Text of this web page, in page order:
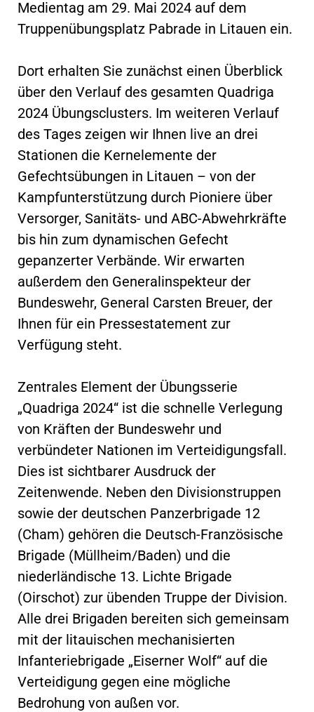
Medientag am 29. Mai 2024 auf dem
Truppenübungsplatz Pabrade in Litauen ein.
Dort erhalten Sie zunächst einen Überblick
über den Verlauf des gesamten Quadriga
2024 Übungsclusters. Im weiteren Verlauf
des Tages zeigen wir Ihnen live an drei
Stationen die Kernelemente der
Gefechtsübungen in Litauen – von der
Kampfunterstützung durch Pioniere über
Versorger, Sanitäts- und ABC-Abwehrkräfte
bis hin zum dynamischen Gefecht
gepanzerter Verbände. Wir erwarten
außerdem den Generalinspekteur der
Bundeswehr, General Carsten Breuer, der
Ihnen für ein Pressestatement zur
Verfügung steht.
Zentrales Element der Übungsserie
„Quadriga 2024“ ist die schnelle Verlegung
von Kräften der Bundeswehr und
verbündeter Nationen im Verteidigungsfall.
Dies ist sichtbarer Ausdruck der
Zeitenwende. Neben den Divisionstruppen
sowie der deutschen Panzerbrigade 12
(Cham) gehören die Deutsch-Französische
Brigade (Müllheim/Baden) und die
niederländische 13. Lichte Brigade
(Oirschot) zur übenden Truppe der Division.
Alle drei Brigaden bereiten sich gemeinsam
mit der litauischen mechanisierten
Infanteriebrigade „Eiserner Wolf“ auf die
Verteidigung gegen eine mögliche
Bedrohung von außen vor.